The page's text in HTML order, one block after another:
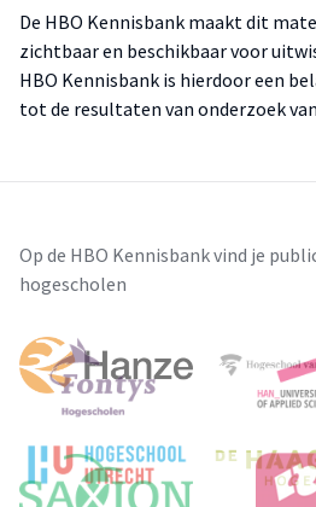
De HBO Kennisbank maakt dit
zichtbaar en beschikbaar voor
HBO Kennisbank is hierdoor een
tot de resultaten van onderzoek
Op de HBO Kennisbank vind je
hogescholen